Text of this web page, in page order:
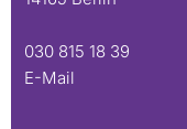
030 815 18 39
E-Mail